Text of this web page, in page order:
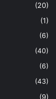
(20)
(1)
(6)
(40)
(6)
(43)
(9)